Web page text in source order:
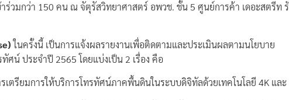
ในครั้งนี้ เป็นการแจ้งผลรายงานเพื่อติดตามและประเมินผลตามนโยบาย
น์ ประจำปี 2565 โดยแบ่งเป็น 2 เรื่อง คือ
เตรียมการให้บริการโทรทัศน์ภาคพื้นดินในระบบดิจิทัลด้วยเทคโนโลยี 4K และ